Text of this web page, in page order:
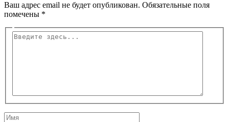
Ваш адрес email не будет опубликован. Обязательные поля
помечены *
Введите
Имя